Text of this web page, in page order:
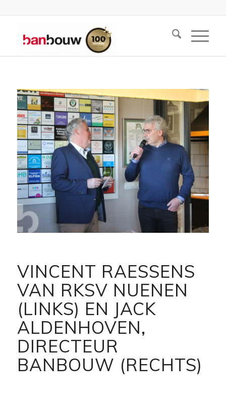
VINCENT RAESSENS
VAN RKSV NUENEN
(LINKS) EN JACK
ALDENHOVEN,
DIRECTEUR
BANBOUW (RECHTS)